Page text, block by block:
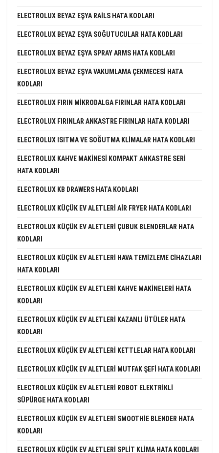
ELECTROLUX BEYAZ EŞYA RAILS HATA KODLARI
ELECTROLUX BEYAZ EŞYA SOĞUTUCULAR HATA KODLARI
ELECTROLUX BEYAZ EŞYA SPRAY ARMS HATA KODLARI
ELECTROLUX BEYAZ EŞYA VAKUMLAMA ÇEKMECESI HATA
KODLARI
ELECTROLUX FIRIN MIKRODALGA FIRINLAR HATA KODLARI
ELECTROLUX FIRINLAR ANKASTRE FIRINLAR HATA KODLARI
ELECTROLUX ISITMA VE SOĞUTMA KLIMALAR HATA KODLARI
ELECTROLUX KAHVE MAKINESI KOMPAKT ANKASTRE SERI
HATA KODLARI
ELECTROLUX KB DRAWERS HATA KODLARI
ELECTROLUX KÜÇÜK EV ALETLERI AIR FRYER HATA KODLARI
ELECTROLUX KÜÇÜK EV ALETLERI ÇUBUK BLENDERLAR HATA
KODLARI
ELECTROLUX KÜÇÜK EV ALETLERI HAVA TEMIZLEME CIHAZLARI
HATA KODLARI
ELECTROLUX KÜÇÜK EV ALETLERI KAHVE MAKINELERI HATA
KODLARI
ELECTROLUX KÜÇÜK EV ALETLERI KAZANLI ÜTÜLER HATA
KODLARI
ELECTROLUX KÜÇÜK EV ALETLERI KETTLELAR HATA KODLARI
ELECTROLUX KÜÇÜK EV ALETLERI MUTFAK ŞEFI HATA KODLARI
ELECTROLUX KÜÇÜK EV ALETLERI ROBOT ELEKTRIKLI
SÜPÜRGE HATA KODLARI
ELECTROLUX KÜÇÜK EV ALETLERI SMOOTHIE BLENDER HATA
KODLARI
ELECTROLUX KÜÇÜK EV ALETLERI SPLIT KLIMA HATA KODLARI